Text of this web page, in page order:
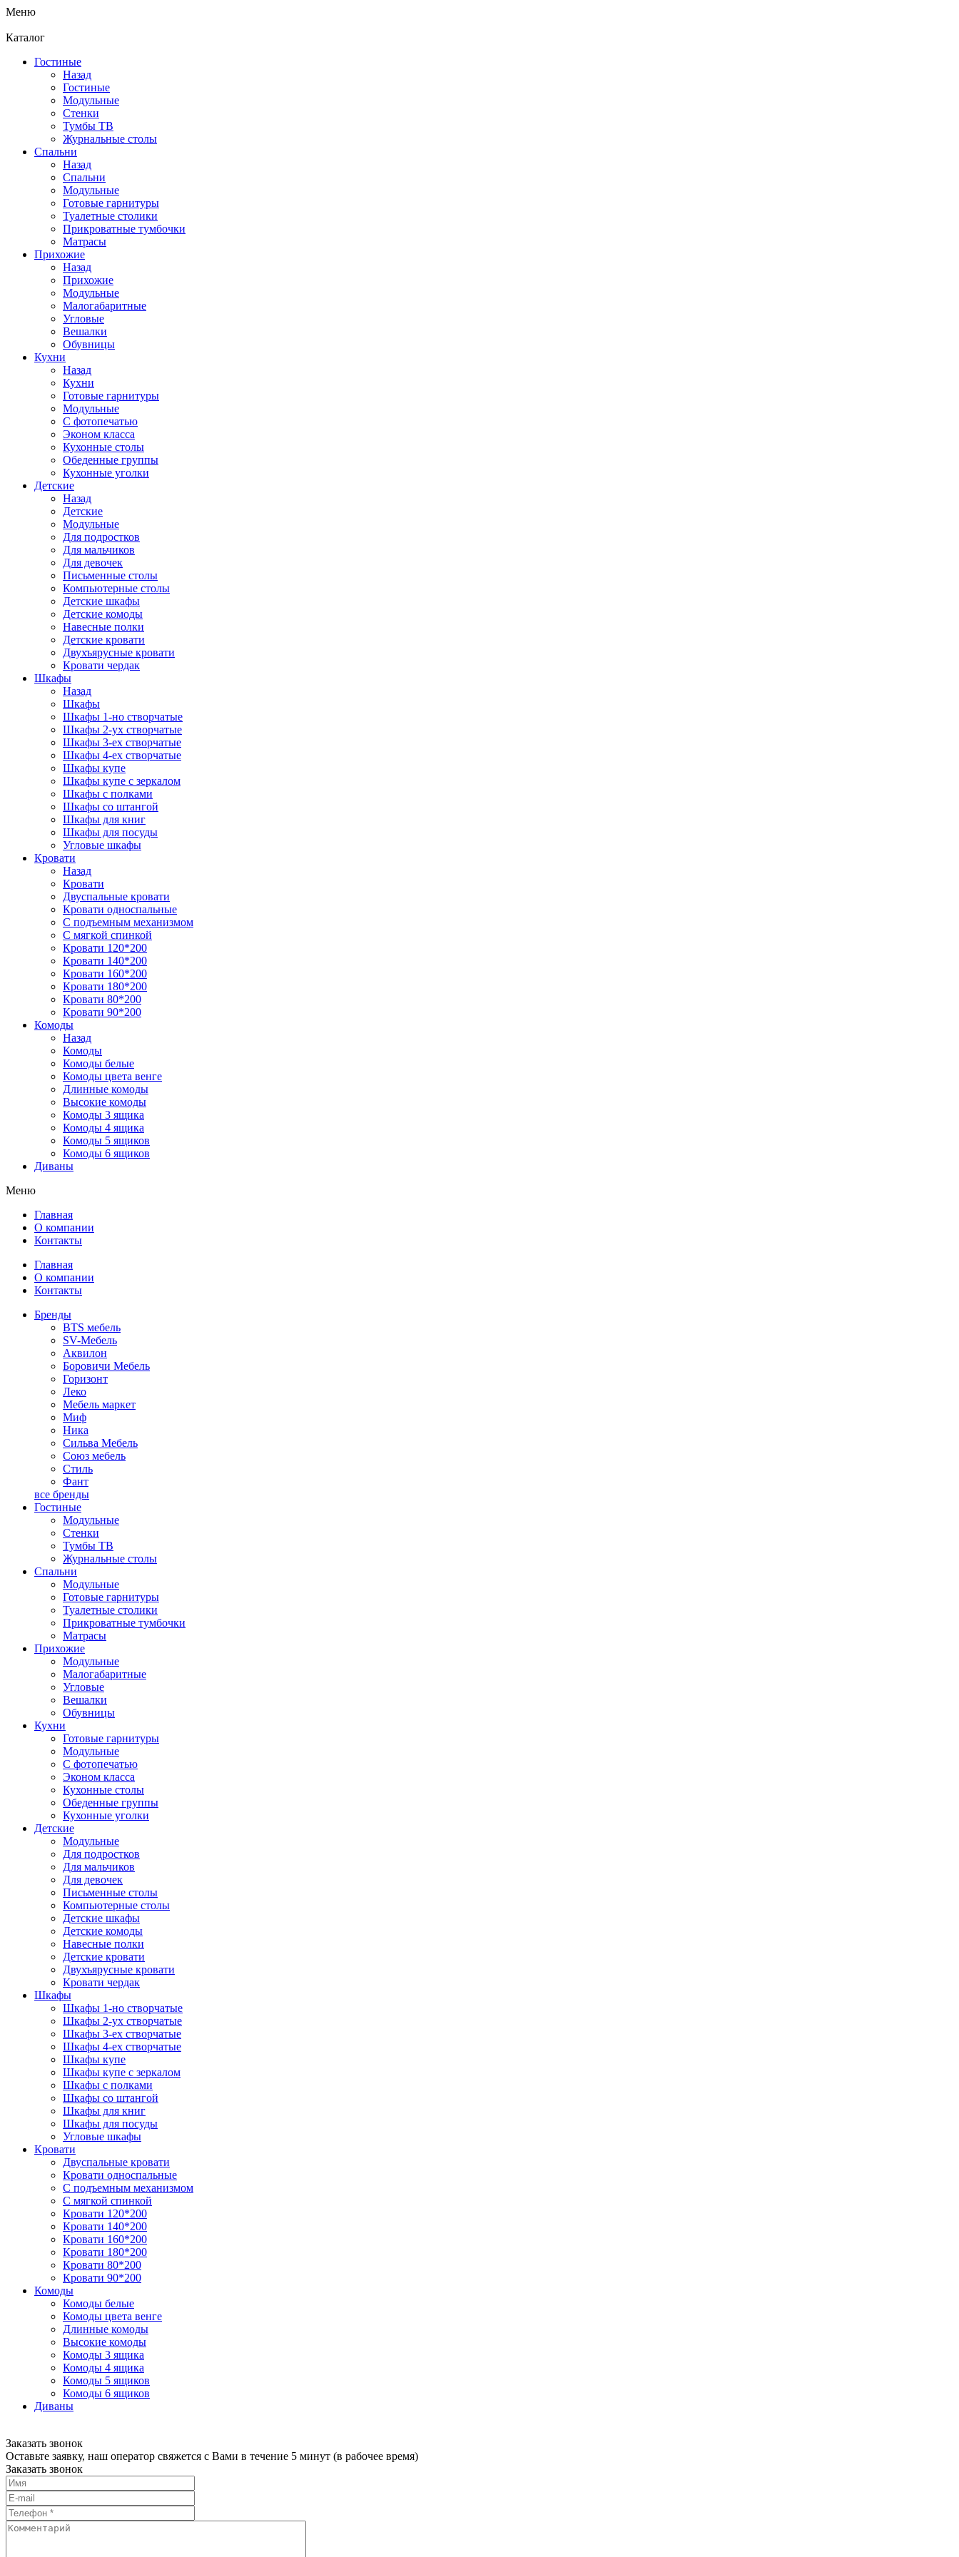
Меню
Каталог
Гостиные
Назад
Гостиные
Модульные
Стенки
Тумбы ТВ
Журнальные столы
Спальни
Назад
Спальни
Модульные
Готовые гарнитуры
Туалетные столики
Прикроватные тумбочки
Матрасы
Прихожие
Назад
Прихожие
Модульные
Малогабаритные
Угловые
Вешалки
Обувницы
Кухни
Назад
Кухни
Готовые гарнитуры
Модульные
С фотопечатью
Эконом класса
Кухонные столы
Обеденные группы
Кухонные уголки
Детские
Назад
Детские
Модульные
Для подростков
Для мальчиков
Для девочек
Письменные столы
Компьютерные столы
Детские шкафы
Детские комоды
Навесные полки
Детские кровати
Двухъярусные кровати
Кровати чердак
Шкафы
Назад
Шкафы
Шкафы 1-но створчатые
Шкафы 2-ух створчатые
Шкафы 3-ех створчатые
Шкафы 4-ех створчатые
Шкафы купе
Шкафы купе с зеркалом
Шкафы с полками
Шкафы со штангой
Шкафы для книг
Шкафы для посуды
Угловые шкафы
Кровати
Назад
Кровати
Двуспальные кровати
Кровати односпальные
С подъемным механизмом
С мягкой спинкой
Кровати 120*200
Кровати 140*200
Кровати 160*200
Кровати 180*200
Кровати 80*200
Кровати 90*200
Комоды
Назад
Комоды
Комоды белые
Комоды цвета венге
Длинные комоды
Высокие комоды
Комоды 3 ящика
Комоды 4 ящика
Комоды 5 ящиков
Комоды 6 ящиков
Диваны
Меню
Главная
О компании
Контакты
Главная
О компании
Контакты
Бренды
BTS мебель
SV-Мебель
Аквилон
Боровичи Мебель
Горизонт
Леко
Мебель маркет
Миф
Ника
Сильва Мебель
Союз мебель
Стиль
Фант
все бренды
Гостиные
Модульные
Стенки
Тумбы ТВ
Журнальные столы
Спальни
Модульные
Готовые гарнитуры
Туалетные столики
Прикроватные тумбочки
Матрасы
Прихожие
Модульные
Малогабаритные
Угловые
Вешалки
Обувницы
Кухни
Готовые гарнитуры
Модульные
С фотопечатью
Эконом класса
Кухонные столы
Обеденные группы
Кухонные уголки
Детские
Модульные
Для подростков
Для мальчиков
Для девочек
Письменные столы
Компьютерные столы
Детские шкафы
Детские комоды
Навесные полки
Детские кровати
Двухъярусные кровати
Кровати чердак
Шкафы
Шкафы 1-но створчатые
Шкафы 2-ух створчатые
Шкафы 3-ех створчатые
Шкафы 4-ех створчатые
Шкафы купе
Шкафы купе с зеркалом
Шкафы с полками
Шкафы со штангой
Шкафы для книг
Шкафы для посуды
Угловые шкафы
Кровати
Двуспальные кровати
Кровати односпальные
С подъемным механизмом
С мягкой спинкой
Кровати 120*200
Кровати 140*200
Кровати 160*200
Кровати 180*200
Кровати 80*200
Кровати 90*200
Комоды
Комоды белые
Комоды цвета венге
Длинные комоды
Высокие комоды
Комоды 3 ящика
Комоды 4 ящика
Комоды 5 ящиков
Комоды 6 ящиков
Диваны
Заказать звонок
Оставьте заявку, наш оператор свяжется с Вами в течение 5 минут (в рабочее время)
Заказать звонок